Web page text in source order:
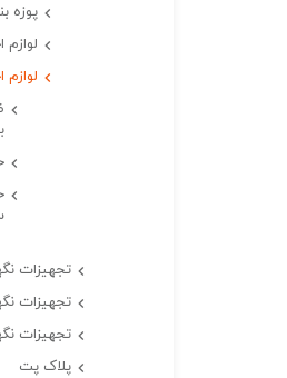
پوزه
تجهیزات
تجهیزات
تجهیزات
پلاک پت